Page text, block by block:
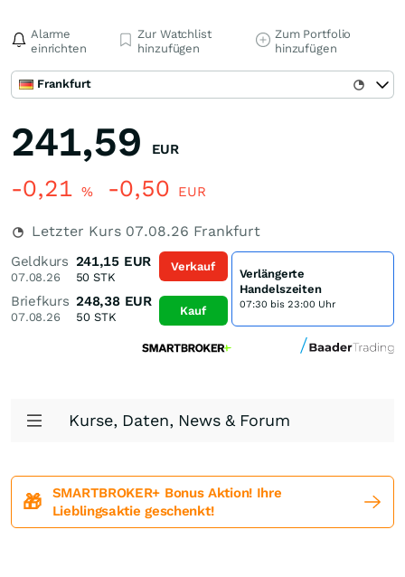
Alarme
einrichten
Zur Watchlist
hinzufügen
Zum Portfolio
hinzufügen
Frankfurt
241,59 EUR
-0,21 % -0,50 EUR
Letzter Kurs 07.08.26 Frankfurt
Geldkurs
07.08.26
241,15 EUR
50 STK
Briefkurs
07.08.26
248,38 EUR
50 STK
Verkauf
Kauf
Verlängerte
Handelszeiten
07:30 bis 23:00 Uhr
Kurse, Daten, News & Forum
🎁
SMARTBROKER+ Bonus Aktion! Ihre
Lieblingsaktie geschenkt!